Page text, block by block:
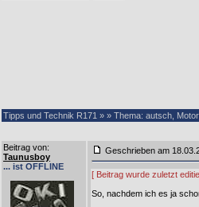
Tipps und Technik R171 » » Thema: autsch,
Beitrag von:
Taunusboy
... ist OFFLINE
Geschrieben am
[ Beitrag wurde zuletzt
So, nachdem ich es ja